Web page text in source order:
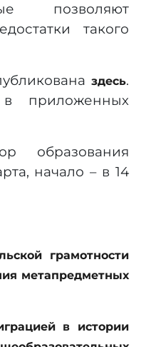
позволяют
такого
здесь.
приложенных
образования
начало – в 14
грамотности
метапредметных
в истории